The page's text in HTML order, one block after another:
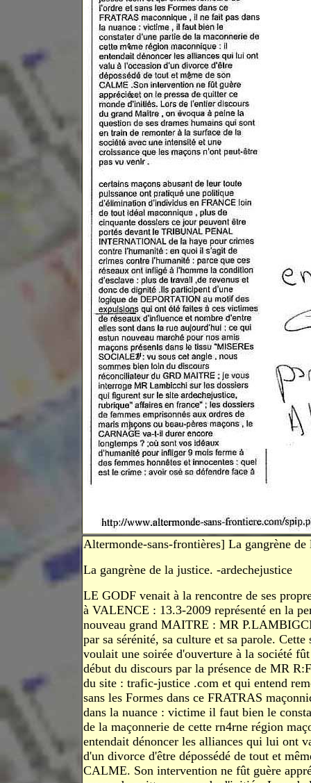
Altermonde-sans-frontières] La gangrène de
La gangrène de la justice. -ardechejustice
LE GODF venait à la rencontre de ses
à VALENCE : 13.3‑2009 représenté en la
nouveau grand MAITRE : MR
par sa sérénité, sa culture et sa parole. Cette
voulait une soirée d'ouverture à la société
début du discours par la présence de MR
du site : trafic‑justice .com et qui entend
sans les Formes dans ce FRATRAS
dans la nuance : victime il faut bien le
de la maçonnerie de cette rn4rne région
entendait dénoncer les alliances qui lui ont
d'un divorce d'être dépossédé de tout et
CALME. Son intervention ne fût guère